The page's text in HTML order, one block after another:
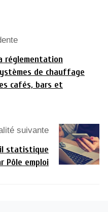
réglementation
de chauffage
cafés, bars et
suivante
statistique
Pôle emploi